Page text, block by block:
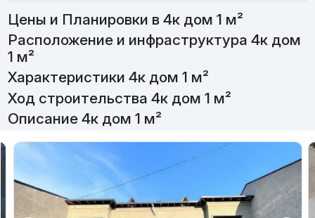
Цены и Планировки в 4к дом 1 м²
Расположение и инфраструктура 4к дом
1 м²
Характеристики 4к дом 1 м²
Ход строительства 4к дом 1 м²
Описание 4к дом 1 м²